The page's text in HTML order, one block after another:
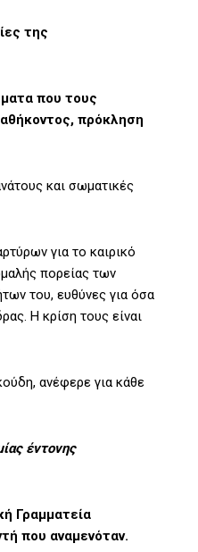
της
που τους
πρόκληση
και σωματικές
για το καιρικό
πορείας των
του, ευθύνες για όσα
Η κρίση τους είναι
ανέφερε για κάθε
έντονης
Γραμματεία
που αναμενόταν.